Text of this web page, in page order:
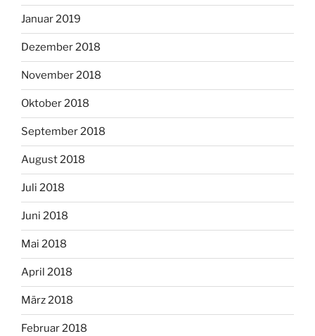
Januar 2019
Dezember 2018
November 2018
Oktober 2018
September 2018
August 2018
Juli 2018
Juni 2018
Mai 2018
April 2018
März 2018
Februar 2018